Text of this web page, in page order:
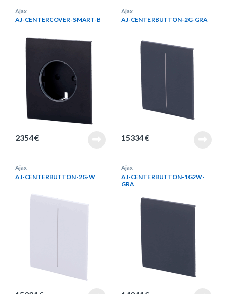
Ajax
AJ-CENTERCOVER-SMART-B
2354€
Ajax
AJ-CENTERBUTTON-2G-GRA
15334€
Ajax
AJ-CENTERBUTTON-2G-W
Ajax
AJ-CENTERBUTTON-1G2W-
GRA